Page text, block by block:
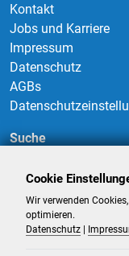
Kontakt
Jobs und Karriere
Impressum
Datenschutz
AGBs
Suche
Cookie
Wir verwenden
optimieren.
Datenschutz